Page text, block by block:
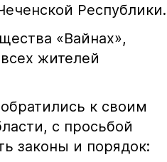
Республики.
«Вайнах»,
жителей
к своим
с просьбой
законы и порядок: